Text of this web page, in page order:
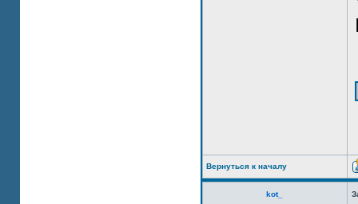
Вернуться к началу
kot_